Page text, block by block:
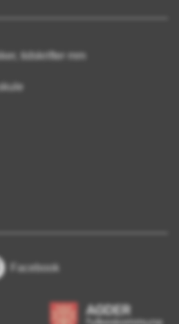
tidskrifter mm
Facebook